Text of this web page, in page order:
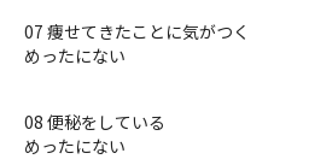
07 痩せてきたことに気がつく
めったにない
08 便秘をしている
めったにない